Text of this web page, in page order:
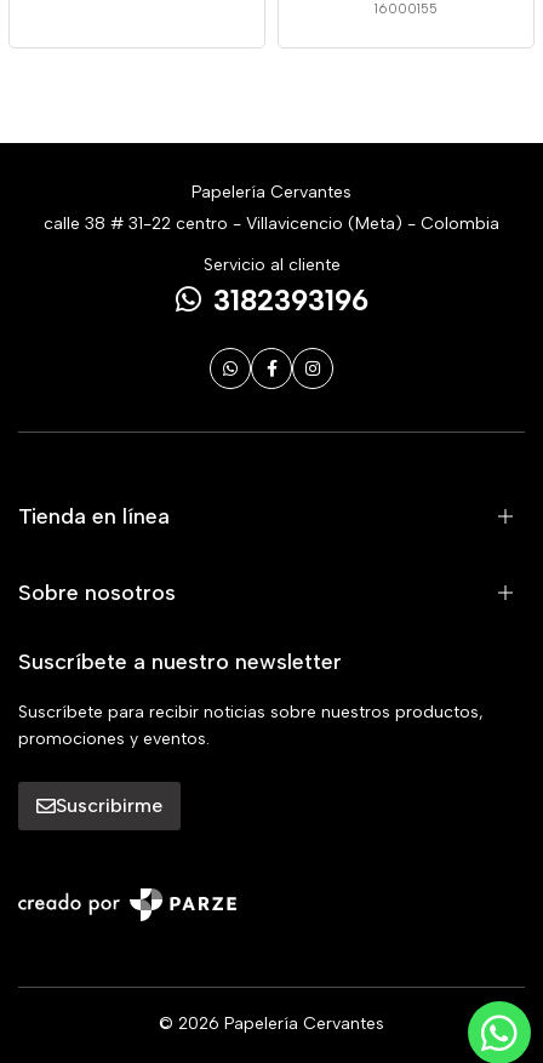
16000155
Papelería Cervantes
calle 38 # 31-22 centro - Villavicencio (Meta) - Colombia
Servicio al cliente
3182393196
Tienda en línea
Sobre nosotros
Suscríbete a nuestro newsletter
Suscríbete para recibir noticias sobre nuestros productos,
promociones y eventos.
Suscribirme
© 2026 Papelería Cervantes